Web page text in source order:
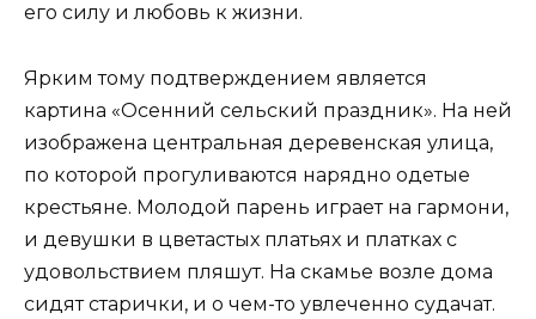
его силу и любовь к жизни.
Ярким тому подтверждением является
картина «Осенний сельский праздник». На ней
изображена центральная деревенская улица,
по которой прогуливаются нарядно одетые
крестьяне. Молодой парень играет на гармони,
и девушки в цветастых платьях и платках с
удовольствием пляшут. На скамье возле дома
сидят старички, и о чем-то увлеченно судачат.